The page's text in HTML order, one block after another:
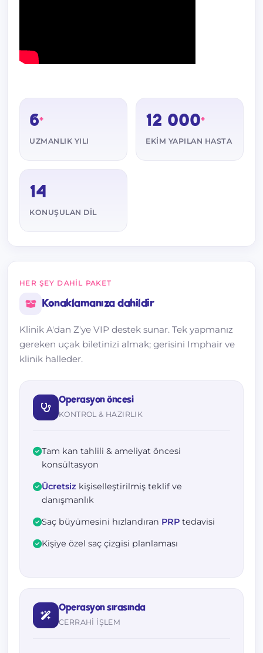
6+
UZMANLIK YILI
12 000+
EKIM YAPILAN HASTA
14
KONUŞULAN DIL
HER ŞEY DAHIL PAKET
Konaklamanıza dahildir
Klinik A'dan Z'ye VIP destek sunar. Tek yapmanız
gereken uçak biletinizi almak; gerisini Imphair ve
klinik halleder.
Operasyon öncesi
KONTROL & HAZIRLIK
Tam kan tahlili & ameliyat öncesi
konsültasyon
Ücretsiz kişiselleştirilmiş teklif ve
danışmanlık
Saç büyümesini hızlandıran PRP tedavisi
Kişiye özel saç çizgisi planlaması
Operasyon sırasında
CERRAHI IŞLEM